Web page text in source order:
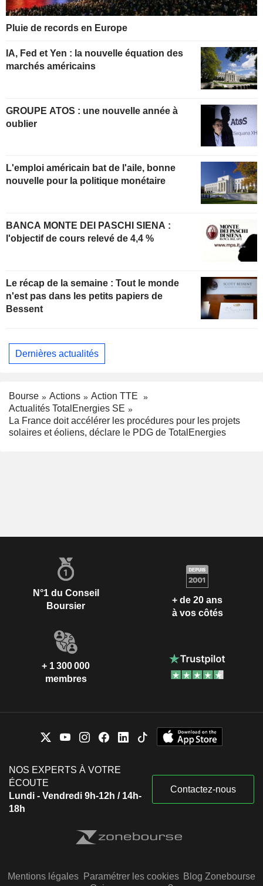
Pluie de records en Europe
IA, Fed et Yen : la nouvelle équation des
marchés américains
GROUPE ATOS : une nouvelle année à
oublier
L'emploi américain bat de l'aile, bonne
nouvelle pour la politique monétaire
BANCA MONTE DEI PASCHI SIENA :
l'objectif de cours relevé de 4,4 %
Le récap de la semaine : Tout le monde
n'est pas dans les petits papiers de
Bessent
Dernières actualités
Bourse Actions
Action TTE
Actualités TotalEnergies SE
La France doit accélérer les procédures pour les projets
solaires et éoliens, déclare le PDG de TotalEnergies
N°1 du Conseil
Boursier
+ de 20 ans
à vos côtés
+ 1 300 000
membres
NOS EXPERTS À VOTRE
ÉCOUTE
Lundi - Vendredi 9h-12h / 14h-
18h
Contactez-nous
Mentions légales Paramétrer les cookies Blog Zonebourse